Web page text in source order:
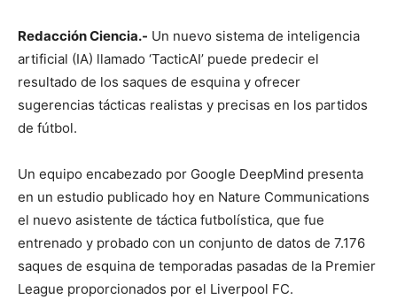
Redacción Ciencia.- Un nuevo sistema de inteligencia
artificial (IA) llamado ‘TacticAI’ puede predecir el
resultado de los saques de esquina y ofrecer
sugerencias tácticas realistas y precisas en los partidos
de fútbol.
Un equipo encabezado por Google DeepMind presenta
en un estudio publicado hoy en Nature Communications
el nuevo asistente de táctica futbolística, que fue
entrenado y probado con un conjunto de datos de 7.176
saques de esquina de temporadas pasadas de la Premier
League proporcionados por el Liverpool FC.